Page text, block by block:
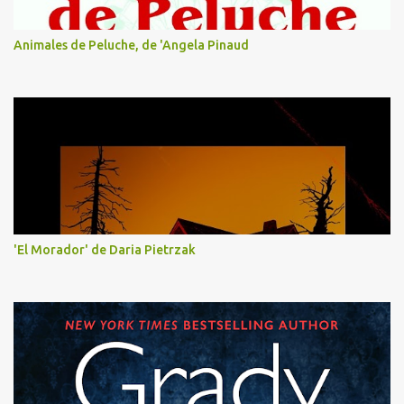
Animales de Peluche, de 'Angela Pinaud
'El Morador' de Daria Pietrzak